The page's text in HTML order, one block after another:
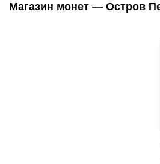
Магазин монет — Остров